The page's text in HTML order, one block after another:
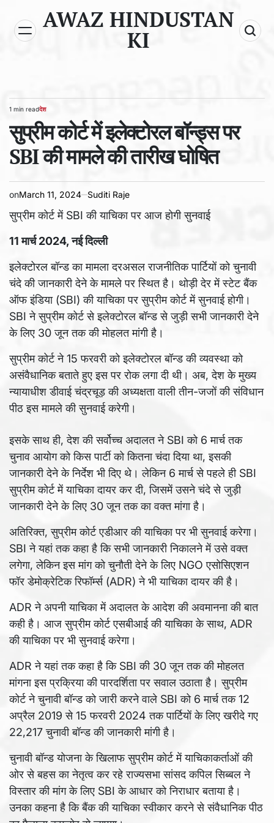
content
AWAZ HINDUSTAN
KI
Estimated
time
1 min readPOSTED
IN
देश
सुप्रीम कोर्ट में इलेक्टोरल बॉन्ड्स पर
SBI की मामले की तारीख घोषित
onMarch 11, 2024 Suditi Raje
सुप्रीम कोर्ट में SBI की याचिका पर आज होगी सुनवाई
11 मार्च 2024, नई दिल्ली
इलेक्टोरल बॉन्ड का मामला दरअसल राजनीतिक पार्टियों को चुनावी
चंदे की जानकारी देने के मामले पर स्थित है। थोड़ी देर में स्टेट बैंक
ऑफ इंडिया (SBI) की याचिका पर सुप्रीम कोर्ट में सुनवाई होगी।
SBI ने सुप्रीम कोर्ट से इलेक्टोरल बॉन्ड से जुड़ी सभी जानकारी देने
के लिए 30 जून तक की मोहलत मांगी है।
सुप्रीम कोर्ट ने 15 फरवरी को इलेक्टोरल बॉन्ड की व्यवस्था को
असंवैधानिक बताते हुए इस पर रोक लगा दी थी। अब, देश के मुख्य
न्यायाधीश डीवाई चंद्रचूड़ की अध्यक्षता वाली तीन-जजों की संविधान
पीठ इस मामले की सुनवाई करेगी।
इसके साथ ही, देश की सर्वोच्च अदालत ने SBI को 6 मार्च तक
चुनाव आयोग को किस पार्टी को कितना चंदा दिया था, इसकी
जानकारी देने के निर्देश भी दिए थे। लेकिन 6 मार्च से पहले ही SBI
सुप्रीम कोर्ट में याचिका दायर कर दी, जिसमें उसने चंदे से जुड़ी
जानकारी देने के लिए 30 जून तक का वक्त मांगा है।
अतिरिक्त, सुप्रीम कोर्ट एडीआर की याचिका पर भी सुनवाई करेगा।
SBI ने यहां तक कहा है कि सभी जानकारी निकालने में उसे वक्त
लगेगा, लेकिन इस मांग को चुनौती देने के लिए NGO एसोसिएशन
फॉर डेमोक्रेटिक रिफॉर्म्स (ADR) ने भी याचिका दायर की है।
ADR ने अपनी याचिका में अदालत के आदेश की अवमानना की बात
कही है। आज सुप्रीम कोर्ट एसबीआई की याचिका के साथ, ADR
की याचिका पर भी सुनवाई करेगा।
ADR ने यहां तक कहा है कि SBI की 30 जून तक की मोहलत
मांगना इस प्रक्रिया की पारदर्शिता पर सवाल उठाता है। सुप्रीम
कोर्ट ने चुनावी बॉन्ड को जारी करने वाले SBI को 6 मार्च तक 12
अप्रैल 2019 से 15 फरवरी 2024 तक पार्टियों के लिए खरीदे गए
22,217 चुनावी बॉन्ड की जानकारी मांगी है।
चुनावी बॉन्ड योजना के खिलाफ सुप्रीम कोर्ट में याचिकाकर्ताओं की
ओर से बहस का नेतृत्व कर रहे राज्यसभा सांसद कपिल सिब्बल ने
विस्तार की मांग के लिए SBI के आधार को निराधार बताया है।
उनका कहना है कि बैंक की याचिका स्वीकार करने से संवैधानिक पीठ